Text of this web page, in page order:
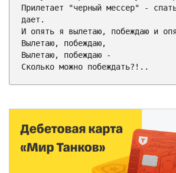
Прилетает "черный мессер" -
дает.
И опять я вылетаю, побеждаю и
Вылетаю, побеждаю,
Вылетаю, побеждаю -
Сколько можно побеждать?!..